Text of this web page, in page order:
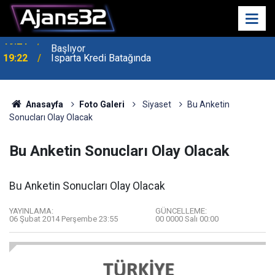
19:22 Isparta Kredi Batağında
Anasayfa Foto Galeri Siyaset
Bu Anketin
Sonucları Olay Olacak
Bu Anketin Sonucları Olay Olacak
Bu Anketin Sonucları Olay Olacak
YAYINLAMA:
06 Şubat 2014 Perşembe 23:55
GÜNCELLEME:
00 0000 Salı 00:00